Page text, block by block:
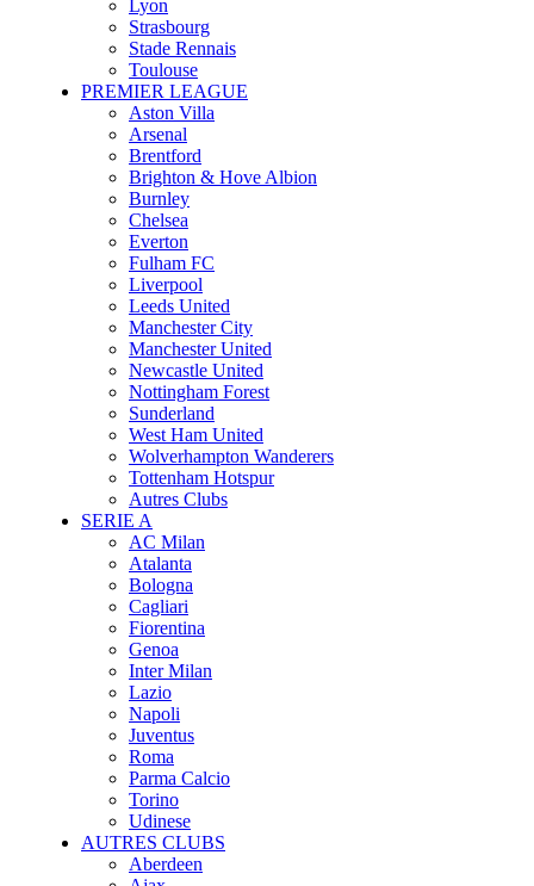
Lyon
Strasbourg
Stade Rennais
Toulouse
PREMIER LEAGUE
Aston Villa
Arsenal
Brentford
Brighton & Hove Albion
Burnley
Chelsea
Everton
Fulham FC
Liverpool
Leeds United
Manchester City
Manchester United
Newcastle United
Nottingham Forest
Sunderland
West Ham United
Wolverhampton Wanderers
Tottenham Hotspur
Autres Clubs
SERIE A
AC Milan
Atalanta
Bologna
Cagliari
Fiorentina
Genoa
Inter Milan
Lazio
Napoli
Juventus
Roma
Parma Calcio
Torino
Udinese
AUTRES CLUBS
Aberdeen